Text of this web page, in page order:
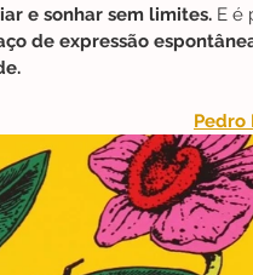
e sonhar sem limites. E é
de expressão
Pedro